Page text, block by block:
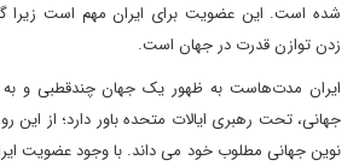
شده است. این عضویت برای ایران مهم است زیرا
زدن توازن قدرت در جهان است.
ایران مدت‌هاست به ظهور یک جهان چندقطبی و
جهانی، تحت رهبری ایالات متحده باور دارد؛ از
نوین جهانی مطلوب خود می داند. با وجود عضویت